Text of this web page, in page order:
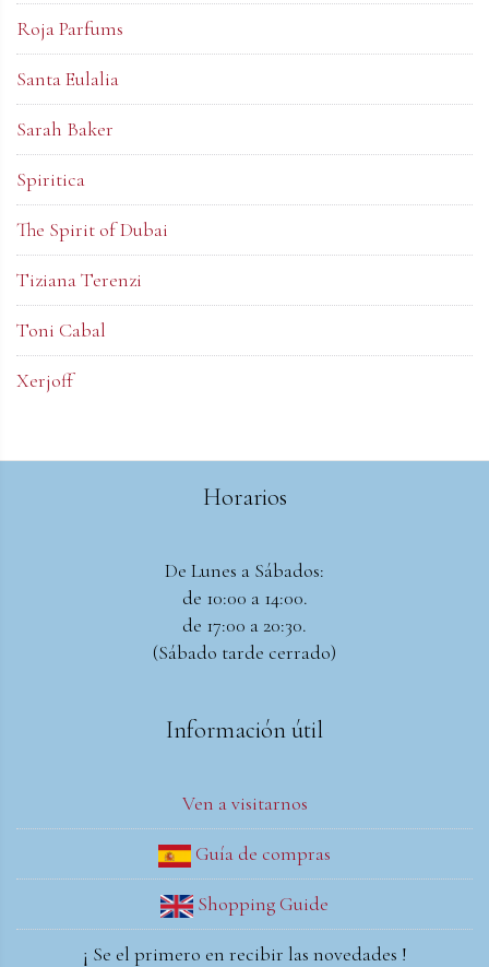
Roja Parfums
Santa Eulalia
Sarah Baker
Spiritica
The Spirit of Dubai
Tiziana Terenzi
Toni Cabal
Xerjoff
Horarios
De Lunes a Sábados:
de 10:00 a 14:00.
de 17:00 a 20:30.
(Sábado tarde cerrado)
Información útil
Ven a visitarnos
Guía de compras
Shopping Guide
¡ Se el primero en recibir las novedades !